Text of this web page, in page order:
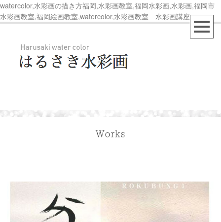
watercolor,水彩画の描き方福岡,水彩画教室,福岡水彩画,水彩画,福岡市
水彩画教室,福岡絵画教室,watercolor,水彩画教室 水彩画講座